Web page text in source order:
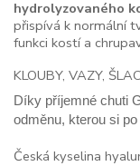
hydrolyzovaného
přispívá k normální
funkci kostí a
KLOUBY, VAZY,
Díky příjemné chuti
odměnu, kterou si
Česká kyselina